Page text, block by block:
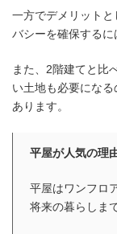
平
一方でデメリット
バシーを確保するに
また、2階建てと比
い土地も必要にな
あります。
平屋が人気の理
平屋はワンフロ
将来の暮らしま